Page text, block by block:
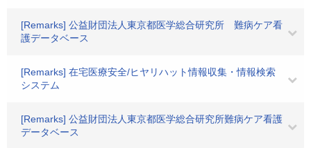
[Remarks] 公益財団法人東京都医学総合研究所 難病ケア看
護データベース
[Remarks] 在宅医療安全/ヒヤリハット情報収集・情報検索
システム
[Remarks] 公益財団法人東京都医学総合研究所難病ケア看護
データベース